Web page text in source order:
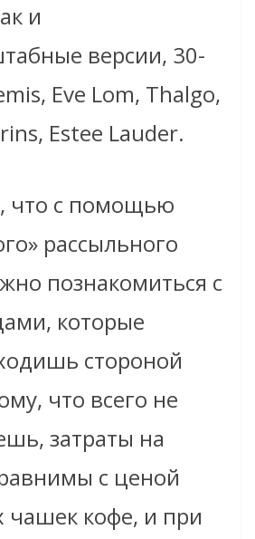
и
версии, 30-
Eve Lom, Thalgo,
Estee Lauder.
что с помощью
рассыльного
познакомиться с
которые
стороной
что всего не
затраты на
с ценой
чашек кофе, и при